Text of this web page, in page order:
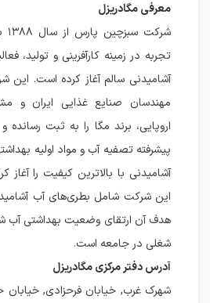
معرفی مگادریزل
تجربه در زمینه کارآفرینی و تولید،
آشامیدنی سالم آغاز کرده است. این
مهندسان صنایع غذایی ایران و
اروپایی، برند مگا را به ثبت رسانده
پیشرفته تصفیه آب و مواد اولیه
آشامیدنی با بالاترین کیفیت را آغاز
هدف آن ارتقای وضعیت بهداشتی آب
شغلی در جامعه است.
آدرس دفتر مرکزی مگادریزل
شهرک غرب, خیابان فرحزادی,